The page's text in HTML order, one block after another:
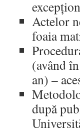
Actelor
foaia
(având
an) –
după